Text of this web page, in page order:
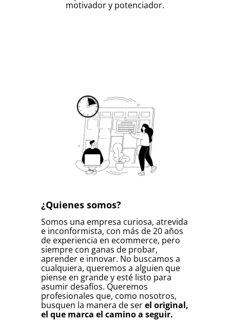
motivador y potenciador.
¿Quienes somos?
Somos una empresa curiosa, atrevida
e inconformista, con más de 20 años
de experiencia en ecommerce, pero
siempre con ganas de probar,
aprender e innovar. No buscamos a
cualquiera, queremos a alguien que
piense en grande y esté listo para
asumir desafíos. Queremos
profesionales que, como nosotros,
busquen la manera de serel original,
el que marca el camino a seguir.